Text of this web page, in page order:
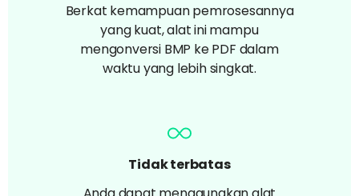
Berkat kemampuan pemrosesannya
yang kuat, alat ini mampu
mengonversi BMP ke PDF dalam
waktu yang lebih singkat.
Tidak terbatas